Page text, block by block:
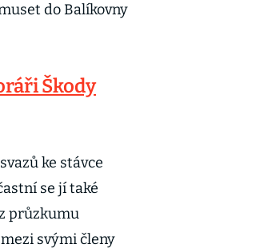
do Balíkovny
Škody
ke stávce
se jí také
průzkumu
svými členy